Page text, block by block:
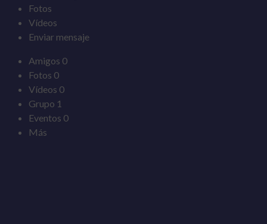
Fotos
Vídeos
Enviar mensaje
Amigos 0
Fotos 0
Vídeos 0
Grupo 1
Eventos 0
Más